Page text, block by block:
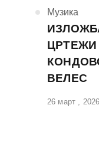
КАтегорија
Музика
ВЕЛЕС
Објавено
26 март , 2026